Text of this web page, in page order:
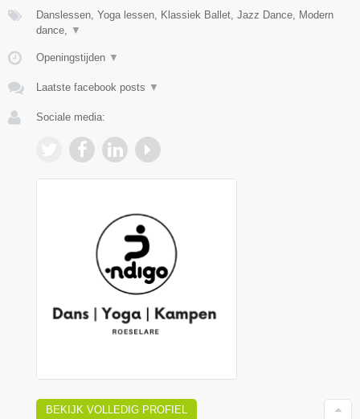
Danslessen, Yoga lessen, Klassiek Ballet, Jazz Dance, Modern
dance,
▼
Openingstijden ▼
Laatste facebook posts ▼
Sociale media:
BEKIJK VOLLEDIG PROFIEL